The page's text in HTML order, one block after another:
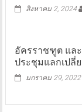
สิงหาคม 2, 2024
อัครราชฑูต แล
ประชุมแลกเปลี่
มกราคม 29, 2022